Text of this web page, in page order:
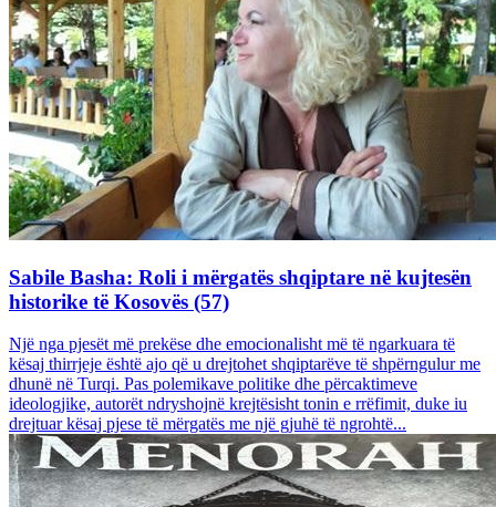
Sabile Basha: Roli i mërgatës shqiptare në kujtesën
historike të Kosovës (57)
Një nga pjesët më prekëse dhe emocionalisht më të ngarkuara të
kësaj thirrjeje është ajo që u drejtohet shqiptarëve të shpërngulur me
dhunë në Turqi. Pas polemikave politike dhe përcaktimeve
ideologjike, autorët ndryshojnë krejtësisht tonin e rrëfimit, duke iu
drejtuar kësaj pjese të mërgatës me një gjuhë të ngrohtë...